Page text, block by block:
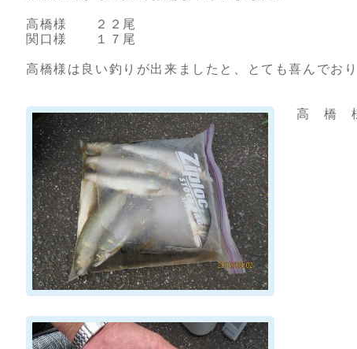
高橋様 ２２尾
関口様 １７尾
高橋様は良い釣りが出来ましたと、とても喜んでおり
高 橋